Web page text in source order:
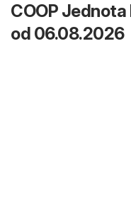
COOP
od 06.08.2026